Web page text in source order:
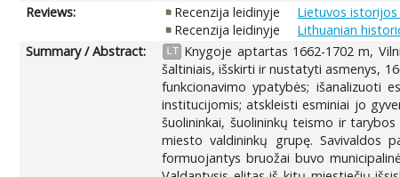
Reviews: Recenzija leidinyje
Lietuvos
Recenzija leidinyje
Lithuanian
Summary / Abstract:
LT Knygoje aptartas 1662-1702 m,
šaltiniais, išskirti ir nustatyti asmenys,
funkcionavimo ypatybės; išanalizuoti
institucijomis; atskleisti esminiai jo
šuolininkai, šuolininkų teismo ir
miesto valdininkų grupę. Savivaldos
formuojantys bruožai buvo